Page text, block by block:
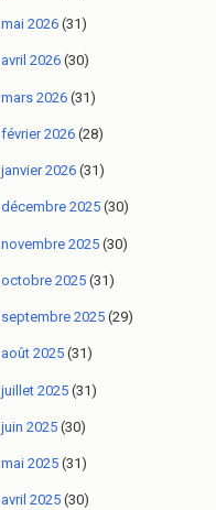
mai 2026(31)
avril 2026(30)
mars 2026(31)
février 2026(28)
janvier 2026(31)
décembre 2025(30)
novembre 2025(30)
octobre 2025(31)
septembre 2025(29)
août 2025(31)
juillet 2025(31)
juin 2025(30)
mai 2025(31)
avril 2025(30)